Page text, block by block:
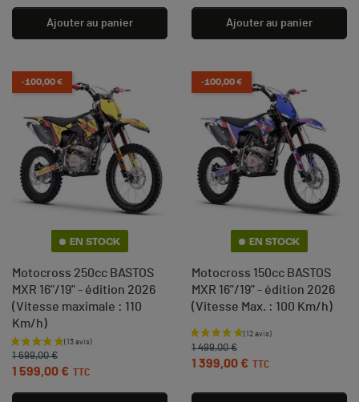
Ajouter au panier Ajouter au panier
-100,00 €
EN STOCK
Motocross 250cc BASTOS
MXR 16"/19" - édition 2026
(Vitesse maximale : 110
Km/h)
Prix de base
1 699,00 €
Prix
1 599,00 € TTC
-100,00 €
EN STOCK
Motocross 150cc BASTOS
MXR 16"/19" - édition 2026
(Vitesse Max. : 100 Km/h)
Prix de base
1 499,00 €
Prix
1 399,00 € TTC